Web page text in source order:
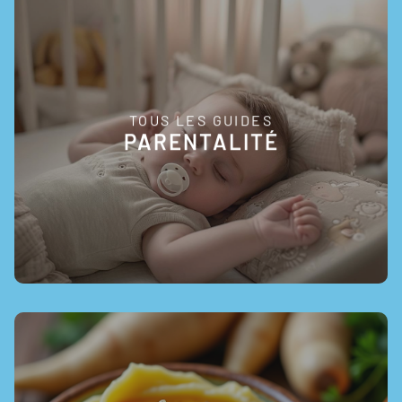
TOUS LES GUIDES
PARENTALITÉ
EN SAVOIR +